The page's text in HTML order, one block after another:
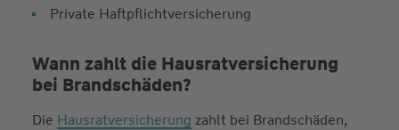
Private Haftpflichtversicherung
Wann zahlt die Hausratversicherung
bei Brandschäden?
Die Hausratversicherung zahlt bei Brandschäden,